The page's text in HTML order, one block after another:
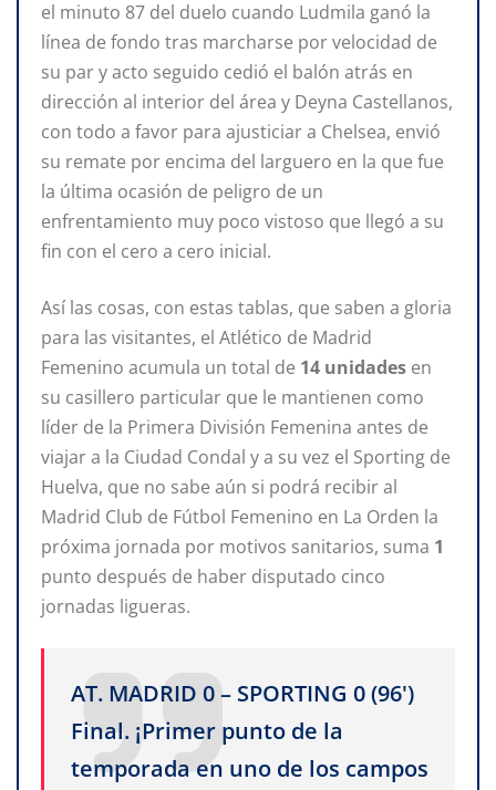
el minuto 87 del duelo cuando Ludmila ganó la
línea de fondo tras marcharse por velocidad de
su par y acto seguido cedió el balón atrás en
dirección al interior del área y Deyna Castellanos,
con todo a favor para ajusticiar a Chelsea, envió
su remate por encima del larguero en la que fue
la última ocasión de peligro de un
enfrentamiento muy poco vistoso que llegó a su
fin con el cero a cero inicial.
Así las cosas, con estas tablas, que saben a gloria
para las visitantes, el Atlético de Madrid
Femenino acumula un total de 14 unidades en
su casillero particular que le mantienen como
líder de la Primera División Femenina antes de
viajar a la Ciudad Condal y a su vez el Sporting de
Huelva, que no sabe aún si podrá recibir al
Madrid Club de Fútbol Femenino en La Orden la
próxima jornada por motivos sanitarios, suma 1
punto después de haber disputado cinco
jornadas ligueras.
AT. MADRID 0 – SPORTING 0 (96')
Final. ¡Primer punto de la
temporada en uno de los campos